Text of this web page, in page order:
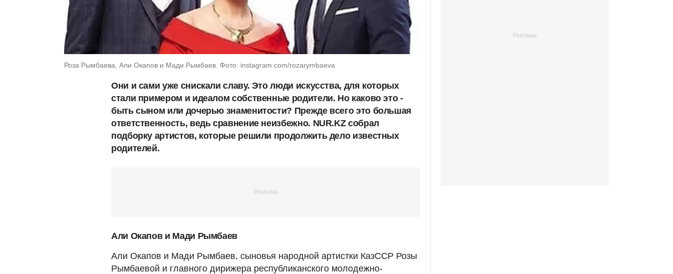
Роза Рымбаева, Али Окапов и Мади Рымбаев. Фото: instagram.com/rozarymbaeva
Они и сами уже снискали славу. Это люди искусства, для которых
стали примером и идеалом собственные родители. Но каково это -
быть сыном или дочерью знаменитости? Прежде всего это большая
ответственность, ведь сравнение неизбежно. NUR.KZ собрал
подборку артистов, которые решили продолжить дело известных
родителей.
Али Окапов и Мади Рымбаев
Али Окапов и Мади Рымбаев, сыновья народной артистки КазССР Розы
Рымбаевой и главного дирижера республиканского молодежно-